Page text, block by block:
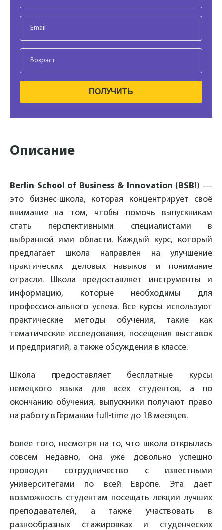
Описание
Berlin School of Business & Innovation (BSBI) —
это бизнес-школа, которая концентрирует своё
внимание на том, чтобы помочь выпускникам
стать перспективными специалистами в
выбранной ими области. Каждый курс, который
предлагает школа направлен ​​на улучшение
практических деловых навыков и понимание
отрасли. Школа предоставляет инструменты и
информацию, которые необходимы для
профессионального успеха. Все курсы используют
практические методы обучения, такие как
тематические исследования, посещения выставок
и предприятий, а также обсуждения в классе.
Школа предоставляет бесплатные курсы
немецкого языка для всех студентов, а по
окончанию обучения, выпускники получают право
на работу в Германии full-time до 18 месяцев.
Более того, несмотря на то, что школа открылась
совсем недавно, она уже довольно успешно
проводит сотрудничество с известными
университетами по всей Европе. Эта дает
возможность студентам посещать лекции лучших
преподавателей, а также участвовать в
разнообразных стажировках и студенческих
ПОЛУЧИТЬ